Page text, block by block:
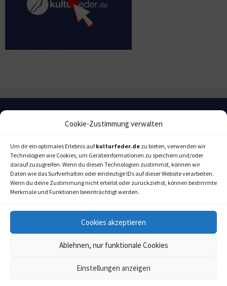
Cookie-Zustimmung verwalten
Um dir ein optimales Erlebnis aufkulturfeder.de zu bieten, verwenden wir
Technologien wie Cookies, um Geräteinformationen zu speichern und/oder
darauf zuzugreifen. Wenn du diesen Technologien zustimmst, können wir
Daten wie das Surfverhalten oder eindeutige IDs auf dieser Website verarbeiten.
Wenn du deine Zustimmung nicht erteilst oder zurückziehst, können bestimmte
Merkmale und Funktionen beeinträchtigt werden.
Cookies akzeptieren
Ablehnen, nur funktionale Cookies
Einstellungen anzeigenOnlinemagazin für